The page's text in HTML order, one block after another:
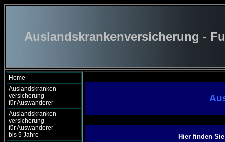
Auslandskrankenversicherung -
Home
Auslandskranken-
versicherung
für Auswanderer
Auslandskranken-
versicherung
für Auswanderer
bis 5 Jahre
Hier finden